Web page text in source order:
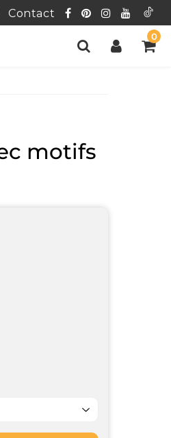
Contact
0
motifs